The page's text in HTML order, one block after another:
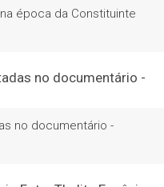
época da Constituinte
no documentário -